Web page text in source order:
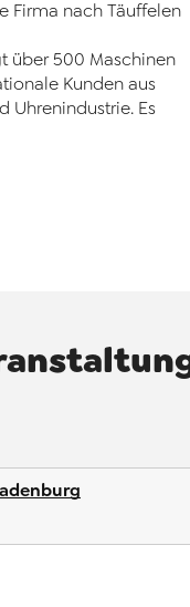
Firma nach Täuffelen
über 500 Maschinen
Kunden aus
Uhrenindustrie. Es